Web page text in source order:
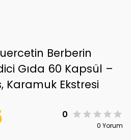
Berberin
Gıda 60 Kapsül –
Karamuk Ekstresi
0
0 Yorum